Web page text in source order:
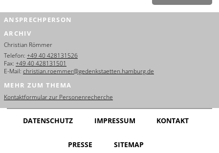
Français
Dansk
Español
Nederlands
ANSPRECHPERSON
ARCHIV
Christian Römmer
Telefon: +49 40 428131526
Fax: +49 40 428131501
E-Mail: christian.roemmer@gedenkstaetten.hamburg.de
MEHR ZUM THEMA
Kontaktformular zur Personenrecherche
DATENSCHUTZ IMPRESSUM KONTAKT
PRESSE SITEMAP